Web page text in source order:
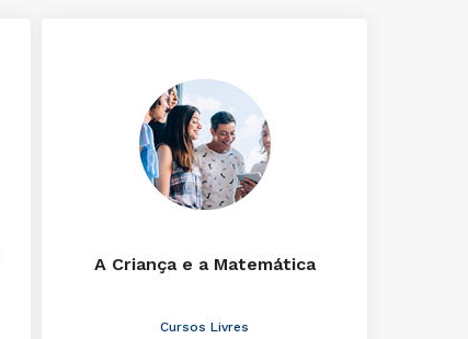
A Criança e a Matemática
Cursos Livres